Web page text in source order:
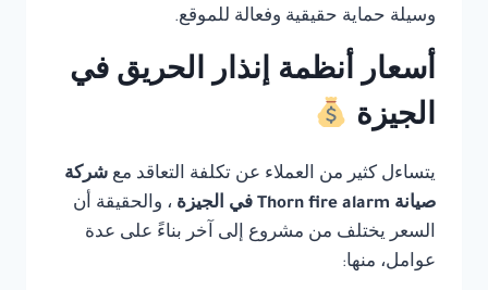
وسيلة حماية حقيقية وفعالة للموقع.
أسعار أنظمة إنذار الحريق في
الجيزة
يتساءل كثير من العملاء عن تكلفة التعاقد مع شركة
صيانة Thorn fire alarm في الجيزة
، والحقيقة أن
السعر يختلف من مشروع إلى آخر بناءً على عدة
عوامل، منها: